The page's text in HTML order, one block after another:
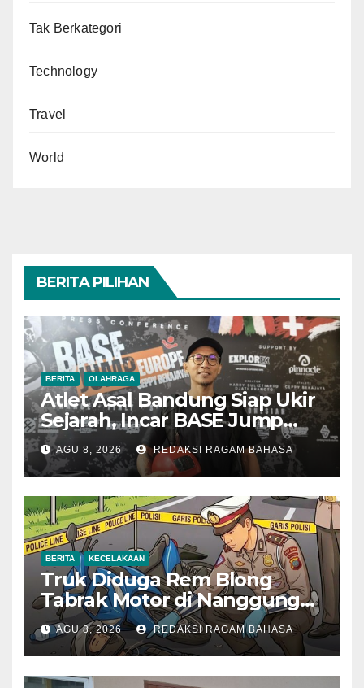
Tak Berkategori
Technology
Travel
World
BERITA PILIHAN
BERITA OLAHRAGA
Atlet Asal Bandung Siap Ukir
Sejarah, Incar BASE Jump
dari Eiger Mushroom Swiss
AGU 8, 2026 REDAKSI RAGAM BAHASA
BERITA KECELAKAAN
Truk Diduga Rem Blong
Tabrak Motor di Nanggung
Bogor, Dua Orang Tewas
AGU 8, 2026 REDAKSI RAGAM BAHASA